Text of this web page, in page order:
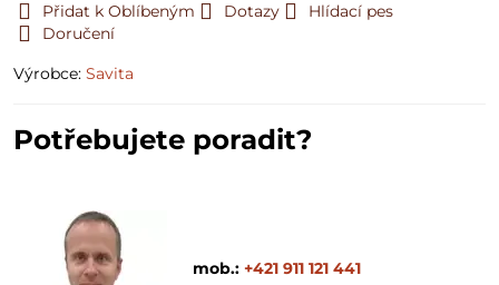
Přidat k Oblíbeným
Dotazy
Hlídací pes
Doručení
Výrobce: Savita
Potřebujete poradit?
mob.: +421 911 121 441